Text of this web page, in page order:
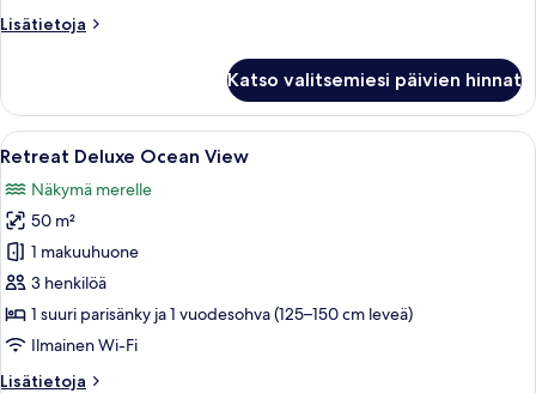
Lisätietoja
Lisätietoja
Garden
View
Katso valitsemiesi päivien hinnat
Avaa
kaikki
huonetyypin
Retreat
Deluxe
Ocean
View
kuvat
Parvekkeella on kaksi rottingista
9
Retreat Deluxe Ocean View
Näkymä merelle
50 m²
1 makuuhuone
3 henkilöä
1 suuri parisänky ja 1 vuodesohva (125–150 cm leveä)
Ilmainen Wi-Fi
Lisätietoja
Lisätietoja